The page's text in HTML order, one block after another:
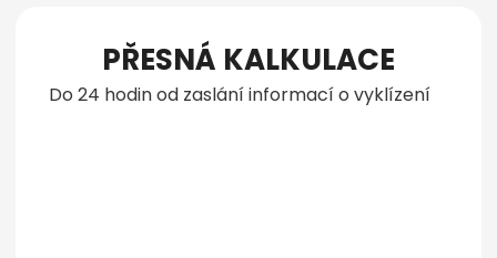
PŘESNÁ KALKULACE
Do 24 hodin od zaslání informací o vyklízení